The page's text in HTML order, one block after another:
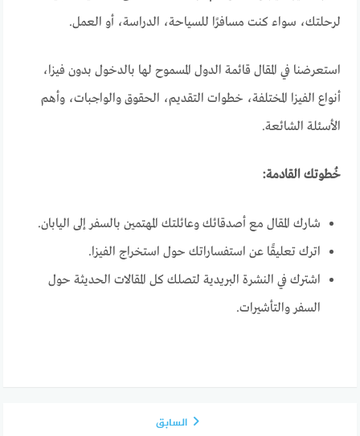
لرحلتك، سواء كنت مسافرًا للسياحة، الدراسة، أو العمل.
استعرضنا في المقال قائمة الدول المسموح لها بالدخول بدون فيزا،
أنواع الفيزا المختلفة، خطوات التقديم، الحقوق والواجبات، وأهم
الأسئلة الشائعة.
خُطوتك القادمة:
شارك المقال مع أصدقائك وعائلتك المهتمين بالسفر إلى اليابان.
اترك تعليقًا عن استفساراتك حول استخراج الفيزا.
اشترك في النشرة البريدية لتصلك كل المقالات الحديثة حول
السفر والتأشيرات.
السابق